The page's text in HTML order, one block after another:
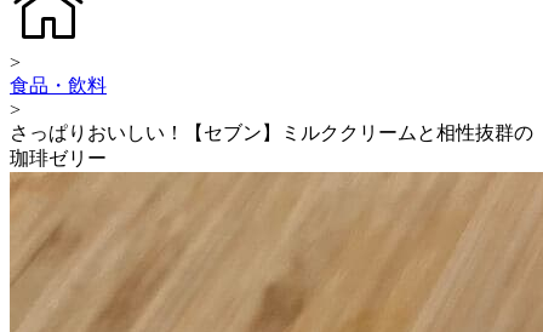
>
食品・飲料
>
さっぱりおいしい！【セブン】ミルククリームと相性抜群の
珈琲ゼリー